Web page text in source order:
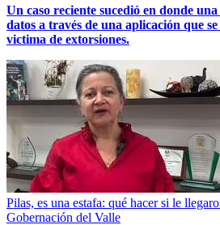
Un caso reciente sucedió en donde
datos a través de una aplicación que
victima de extorsiones.
Pilas, es una estafa: qué hacer si le
Gobernación del Valle